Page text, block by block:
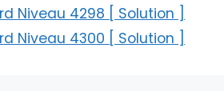
Niveau 4298 [ Solution ]
Niveau 4300 [ Solution ]